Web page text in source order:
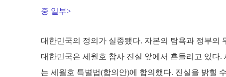
중 일부>
대한민국의 정의가 실종됐다. 자본의 탐욕과 정부의
대한민국은 세월호 참사 진실 앞에서 흔들리고 있다
는 세월호 특별법(합의안)에 합의했다. 진실을 밝힐